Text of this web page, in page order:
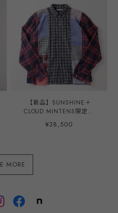
ツ トラウザーズ 実寸W37
ベージュ USA製
【新品】SUNSHINE＋
CLOUD MINTENS限定品
BIG SIZE WEST made in
パッチワーク ワイド シャツ
ビッグサイズ アソート サイ
ズ3（実寸XL）日本製
¥38,500
MORE